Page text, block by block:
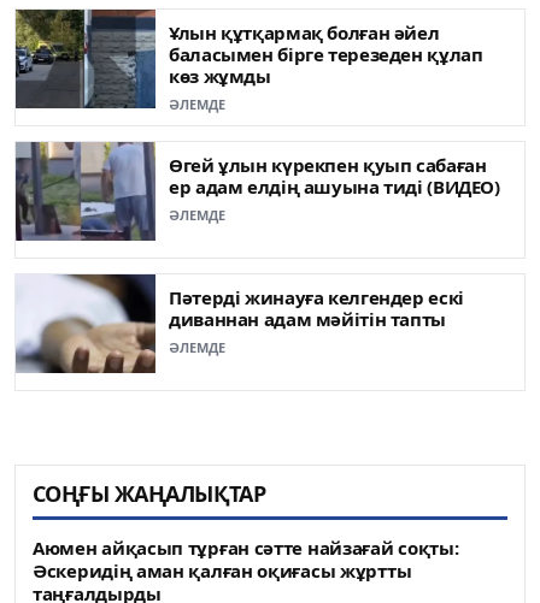
Ұлын құтқармақ болған әйел
баласымен бірге терезеден құлап
көз жұмды
ӘЛЕМДЕ
Өгей ұлын күрекпен қуып сабаған
ер адам елдің ашуына тиді (ВИДЕО)
ӘЛЕМДЕ
Пәтерді жинауға келгендер ескі
диваннан адам мәйітін тапты
ӘЛЕМДЕ
СОҢҒЫ ЖАҢАЛЫҚТАР
Аюмен айқасып тұрған сәтте найзағай соқты:
Әскеридің аман қалған оқиғасы жұртты
таңғалдырды